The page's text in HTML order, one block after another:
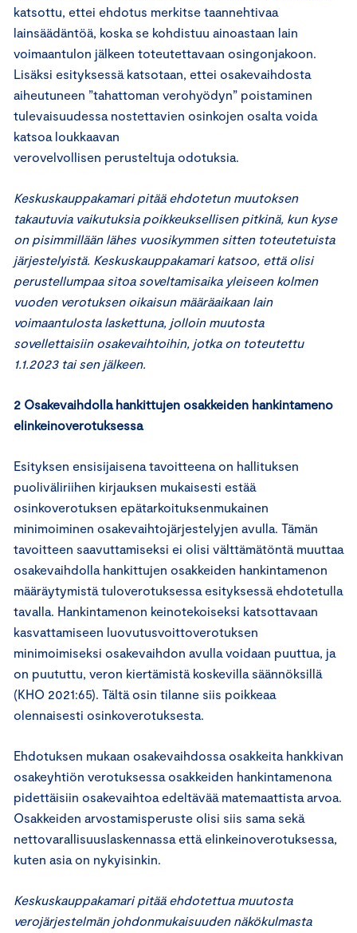
katsottu, ettei ehdotus merkitse taannehtivaa
lainsäädäntöä, koska se kohdistuu ainoastaan lain
voimaantulon jälkeen toteutettavaan osingonjakoon.
Lisäksi esityksessä katsotaan, ettei osakevaihdosta
aiheutuneen ”tahattoman verohyödyn” poistaminen
tulevaisuudessa nostettavien osinkojen osalta voida
katsoa loukkaavan
verovelvollisen perusteltuja odotuksia.
Keskuskauppakamari pitää ehdotetun muutoksen
takautuvia vaikutuksia poikkeuksellisen pitkinä, kun kyse
on pisimmillään lähes vuosikymmen sitten toteutetuista
järjestelyistä. Keskuskauppakamari katsoo, että olisi
perustellumpaa sitoa soveltamisaika yleiseen kolmen
vuoden verotuksen oikaisun määräaikaan lain
voimaantulosta laskettuna, jolloin muutosta
sovellettaisiin osakevaihtoihin, jotka on toteutettu
1.1.2023 tai sen jälkeen.
2 Osakevaihdolla hankittujen osakkeiden hankintameno
elinkeinoverotuksessa
Esityksen ensisijaisena tavoitteena on hallituksen
puoliväliriihen kirjauksen mukaisesti estää
osinkoverotuksen epätarkoituksenmukainen
minimoiminen osakevaihtojärjestelyjen avulla. Tämän
tavoitteen saavuttamiseksi ei olisi välttämätöntä muuttaa
osakevaihdolla hankittujen osakkeiden hankintamenon
määräytymistä tuloverotuksessa esityksessä ehdotetulla
tavalla. Hankintamenon keinotekoiseksi katsottavaan
kasvattamiseen luovutusvoittoverotuksen
minimoimiseksi osakevaihdon avulla voidaan puuttua, ja
on puututtu, veron kiertämistä koskevilla säännöksillä
(KHO 2021:65). Tältä osin tilanne siis poikkeaa
olennaisesti osinkoverotuksesta.
Ehdotuksen mukaan osakevaihdossa osakkeita hankkivan
osakeyhtiön verotuksessa osakkeiden hankintamenona
pidettäisiin osakevaihtoa edeltävää matemaattista arvoa.
Osakkeiden arvostamisperuste olisi siis sama sekä
nettovarallisuuslaskennassa että elinkeinoverotuksessa,
kuten asia on nykyisinkin.
Keskuskauppakamari pitää ehdotettua muutosta
verojärjestelmän johdonmukaisuuden näkökulmasta